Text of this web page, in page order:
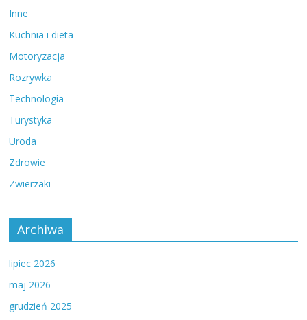
Inne
Kuchnia i dieta
Motoryzacja
Rozrywka
Technologia
Turystyka
Uroda
Zdrowie
Zwierzaki
Archiwa
lipiec 2026
maj 2026
grudzień 2025